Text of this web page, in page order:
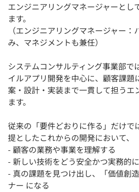
エンジニアリングマネージャーとし
ます。
（エンジニアリングマネージャー
み、マネジメントも兼任）
システムコンサルティング事業部で
イルアプリ開発を中心に、顧客課題
案・設計・実装まで一貫して担うエ
ます。
従来の「要件どおりに作る」だけで
提としたこれからの開発において、
- 顧客の業務や事業を理解する
- 新しい技術をどう安全かつ実務的
- 真の課題を見つけ出し、「価値創
ナー になる